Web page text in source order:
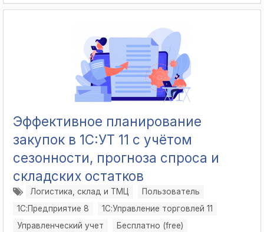
Эффективное планирование
закупок в 1C:УТ 11 с учётом
сезонности, прогноза спроса и
складских остатков
Логистика, склад и ТМЦ
Пользователь
1С:Предприятие 8
1С:Управление торговлей 11
Управленческий учет
Бесплатно (free)